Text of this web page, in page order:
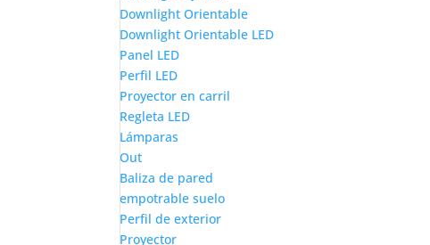
Downlight Orientable
Downlight Orientable LED
Panel LED
Perfil LED
Proyector en carril
Regleta LED
Lámparas
Out
Baliza de pared
empotrable suelo
Perfil de exterior
Proyector